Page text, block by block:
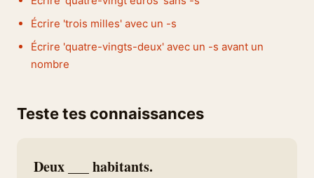
Écrire 'trois milles' avec un -s
Écrire 'quatre-vingts-deux' avec un -s avant un
nombre
Teste tes connaissances
Deux ___ habitants.